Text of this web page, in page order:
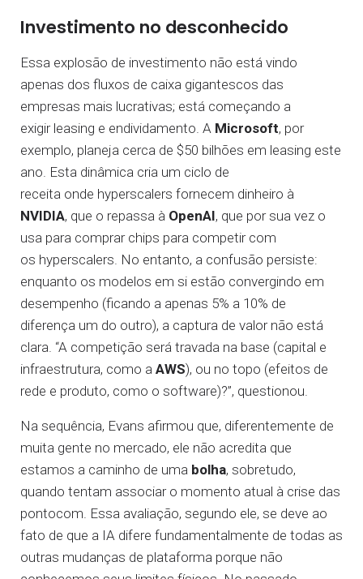
Investimento no desconhecido
Essa explosão de investimento não está vindo
apenas dos fluxos de caixa gigantescos das
empresas mais lucrativas; está começando a
exigir leasing e endividamento. A Microsoft, por
exemplo, planeja cerca de $50 bilhões em leasing este
ano. Esta dinâmica cria um ciclo de
receita onde hyperscalers fornecem dinheiro à
NVIDIA, que o repassa à OpenAI, que por sua vez o
usa para comprar chips para competir com
os hyperscalers. No entanto, a confusão persiste:
enquanto os modelos em si estão convergindo em
desempenho (ficando a apenas 5% a 10% de
diferença um do outro), a captura de valor não está
clara. “A competição será travada na base (capital e
infraestrutura, como a AWS), ou no topo (efeitos de
rede e produto, como o software)?”, questionou.
Na sequência, Evans afirmou que, diferentemente de
muita gente no mercado, ele não acredita que
estamos a caminho de uma bolha, sobretudo,
quando tentam associar o momento atual à crise das
pontocom. Essa avaliação, segundo ele, se deve ao
fato de que a IA difere fundamentalmente de todas as
outras mudanças de plataforma porque não